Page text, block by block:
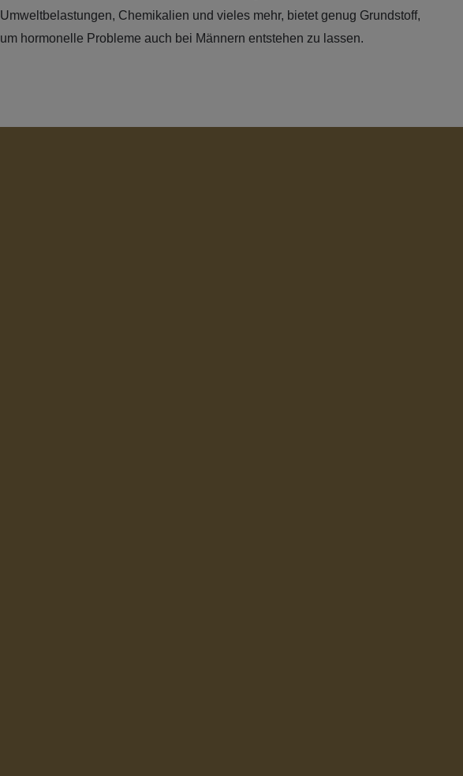
Umweltbelastungen, Chemikalien und vieles mehr, bietet genug Grundstoff,
um hormonelle Probleme auch bei Männern entstehen zu lassen.